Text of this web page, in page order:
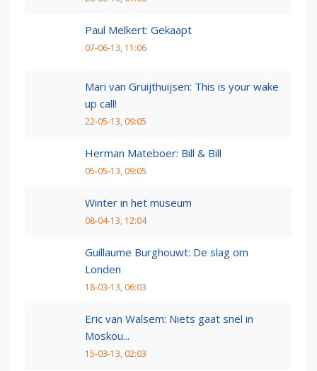
Paul Melkert: Gekaapt
07-06-13, 11:06
Mari van Gruijthuijsen: This is your wake
up call!
22-05-13, 09:05
Herman Mateboer: Bill & Bill
05-05-13, 09:05
Winter in het museum
08-04-13, 12:04
Guillaume Burghouwt: De slag om
Londen
18-03-13, 06:03
Eric van Walsem: Niets gaat snel in
Moskou...
15-03-13, 02:03